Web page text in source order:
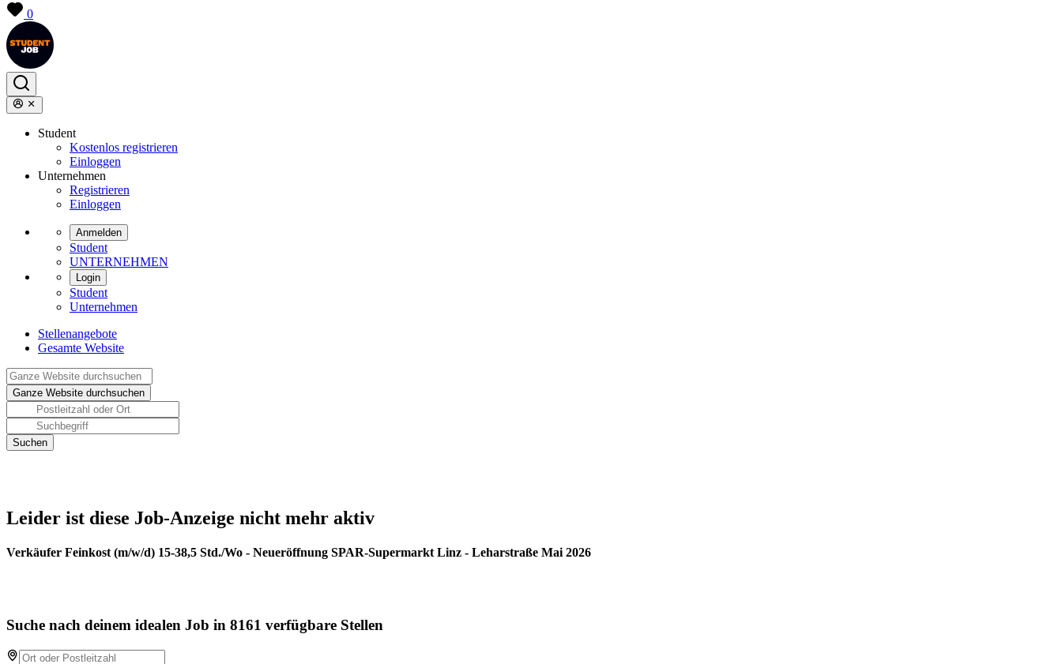
0
Student
Kostenlos registrieren
Einloggen
Unternehmen
Registrieren
Einloggen
Anmelden
Student
UNTERNEHMEN
Login
Student
Unternehmen
Stellenangebote
Gesamte Website
Leider ist diese Job-Anzeige nicht mehr aktiv
Verkäufer Feinkost (m/w/d) 15-38,5 Std./Wo - Neueröffnung SPAR-Supermarkt Linz - Leharstraße Mai 2026
Suche nach deinem idealen Job in 8161 verfügbare Stellen